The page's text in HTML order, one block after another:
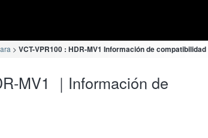
VCT-VPR100 : HDR-MV1 Información de compatibilidad
MV1 ｜Información de